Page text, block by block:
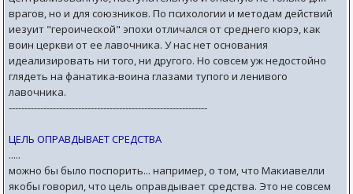
врагов, но и для союзников. По психологии и методам действий
иезуит "героической" эпохи отличался от среднего кюрэ, как
воин церкви от ее лавочника. У нас нет основания
идеализировать ни того, ни другого. Но совсем уж недостойно
глядеть на фанатика-воина глазами тупого и ленивого
лавочника.
---------------------------------------------------------------
ЦЕЛЬ ОПРАВДЫВАЕТ СРЕДСТВА
.....
можно бы было поспорить... например, о том, что Макиавелли
якобы говорил, что цель оправдывает средства. Это не совсем